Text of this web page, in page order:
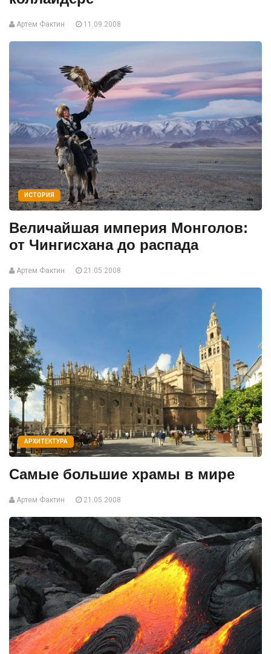
Артем Фактин 11.09.2008
ИСТОРИЯ
Величайшая империя Монголов:
от Чингисхана до распада
Артем Фактин 21.05.2008
АРХИТЕКТУРА
Самые большие храмы в мире
Артем Фактин 21.05.2008